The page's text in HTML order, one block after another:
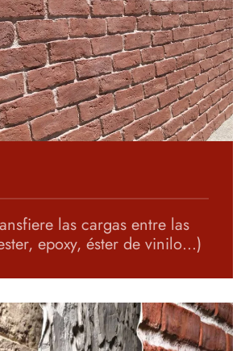
las cargas entre las
epoxy, éster de vinilo…)